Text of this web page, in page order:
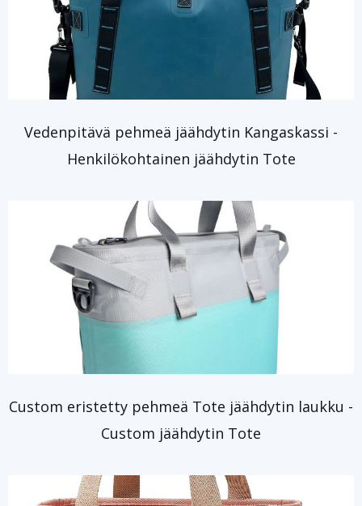
Vedenpitävä pehmeä jäähdytin Kangaskassi -
Henkilökohtainen jäähdytin Tote
Custom eristetty pehmeä Tote jäähdytin laukku -
Custom jäähdytin Tote